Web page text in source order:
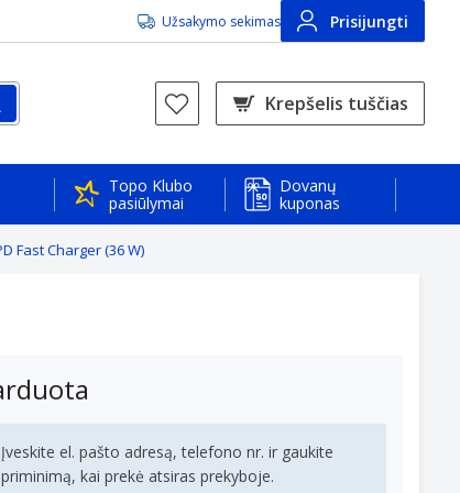
Užsakymo sekimas Prisijungti
Krepšelis tuščias
Topo Klubo
pasiūlymai
Dovanų
kuponas
Fast Charger (36 W)
Įveskite el. pašto adresą, telefono nr. ir gaukite
priminimą, kai prekė atsiras prekyboje.